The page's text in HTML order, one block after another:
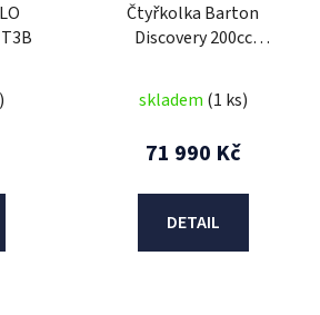
Čtyřkolka Barton
Discovery 200cc
skladem (1 ks)
71 990 Kč
DETAIL